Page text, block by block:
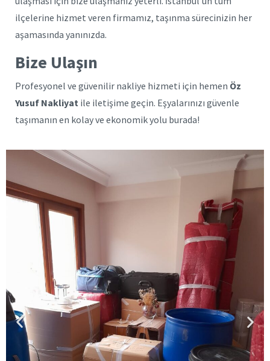
ilçelerine hizmet veren firmamız, taşınma sürecinizin her
aşamasında yanınızda.
Bize Ulaşın
Profesyonel ve güvenilir nakliye hizmeti için hemen Öz
Yusuf Nakliyat ile iletişime geçin. Eşyalarınızı güvenle
taşımanın en kolay ve ekonomik yolu burada!